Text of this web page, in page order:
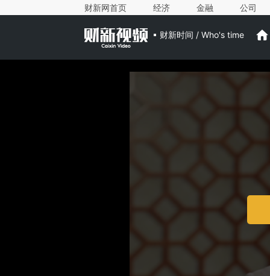
财新网首页 经济 金融 公司
财新时间 / Who's time